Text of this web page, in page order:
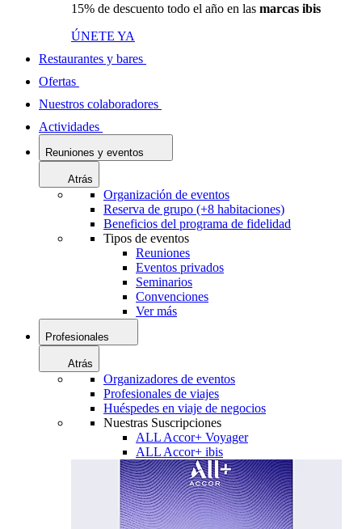
15% de descuento todo el año en las marcas ibis
ÚNETE YA
Restaurantes y bares
Ofertas
Nuestros colaboradores
Actividades
Reuniones y eventos
Atrás
Organización de eventos
Reserva de grupo (+8 habitaciones)
Beneficios del programa de fidelidad
Tipos de eventos
Reuniones
Eventos privados
Seminarios
Convenciones
Ver más
Profesionales
Atrás
Organizadores de eventos
Profesionales de viajes
Huéspedes en viaje de negocios
Nuestras Suscripciones
ALL Accor+ Voyager
ALL Accor+ ibis